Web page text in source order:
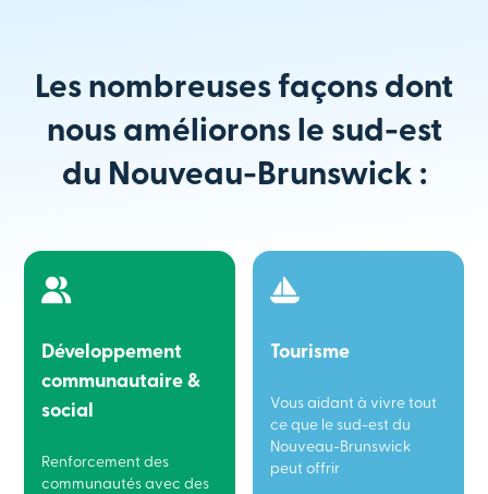
Les nombreuses façons dont
nous améliorons le sud-est
du Nouveau-Brunswick :
Développement
communautaire &
social
Renforcement des
communautés avec des
Tourisme
Vous aidant à vivre tout
ce que le sud-est du
Nouveau-Brunswick
peut offrir